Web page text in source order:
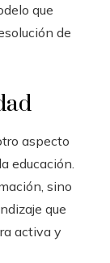
que
de
aspecto
educación.
sino
que
activa y